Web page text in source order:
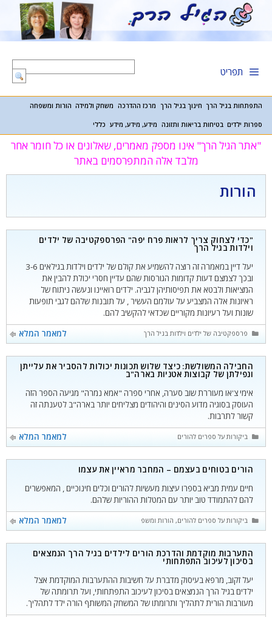
לתוכן
תפריט
התפתחות בגיל הרך חינוך בגיל הרך מרכז ההדרכה משחק ולמידה הורות ומשפחה
ספרות ילדים בטיחות בריאות ותזונה מידע, מידע, מידע כללי
"אתר הגיל הרך" אינו מספק מאמרים, שאלונים או כל חומר אחר
מלבד אלה המתפרסמים באתר
הורות
"כדי לצחוק צריך לראות פרח יפה" הפרספקטיבה של ילדים
וילדות בגיל הרך
יעל דיין במאמרה זה רוצה להשמיע את קולם של ילדים וילדות בגילאים 3-6
ובכך לצמצם דעות קדומות הגורסות שהם עדיין חסרי יכולת להבין את
המציאות ולבטא את תפיסותיהן לגביה. ילדים רואיינו ונעשה ניתוח של
ראיונות אלה המצביע על עולמם העשיר , על תובנות שלהם לגבי תופעות
שונות ועל רעיונות מקוריים שכדאי להקשיב להם.
למאמר המלא
קטגוריות
פרספקטיבה של ילדים וילדות בגיל הרך
החבילה המשולשת: כיצד שלוש תכונות יכולות להסביר את עלייתן
ונפילתן של קבוצות אטניות בארה"ב
אימי צ'או מעוררת שוב סערה, אחרי ספרה "אמא נמרה" מגיעה הספר הזה
העוסק בסוגיה מדוע הסינים והיהודים מצליחים יותר בארה"ב לטענתה זה
קשור לתרבות.
למאמר המלא
קטגוריות
ביקורות על ספרים להורים
הורים בטוחים בעצמם – המחבר מראיין את עצמו
חיים עמית מביא בספרו עיצות מעשיות להורים וכלים חינוכיים , המאפשרים
להם להתמודד טוב יותר עם המטלות ההוריות שלהם.
למאמר המלא
קטגוריות
ביקורות על ספרים להורים, הורות ומשפחה
התערבות מוקדמת והדרכת הורים לילדים בגיל הרך הנמצאים
בסיכון לעיכוב התפתחותי
יעל זקוב, מרפא בעיסוק מדברת על חשיבות ההתערבות המוקדמת אצל
ילדים בגיל הרך הנמצאים בסיכון לעיכוב התפתחותי, ועל תרומתה של
מעורבות הורית לתהליך ותרומתו של המשחק המשותף הורה ילד לתהליך.